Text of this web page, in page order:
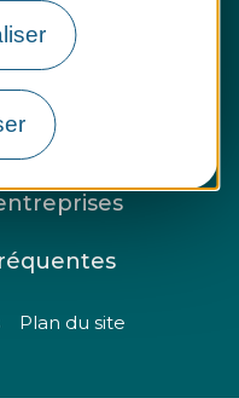
pro
Plan du site